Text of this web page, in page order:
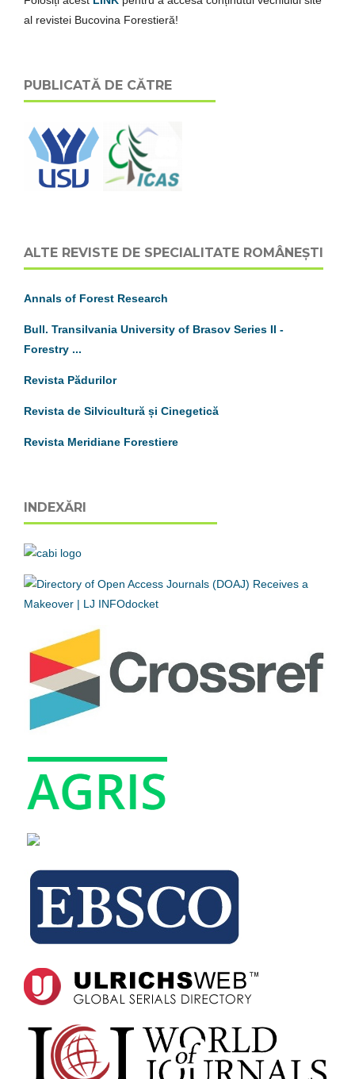
al revistei Bucovina Forestieră!
PUBLICATĂ DE CĂTRE
ALTE REVISTE DE SPECIALITATE ROMÂNEȘTI
Annals of Forest Research
Bull. Transilvania University of Brasov Series II -
Forestry ...
Revista Pădurilor
Revista de Silvicultură și Cinegetică
Revista Meridiane Forestiere
INDEXĂRI